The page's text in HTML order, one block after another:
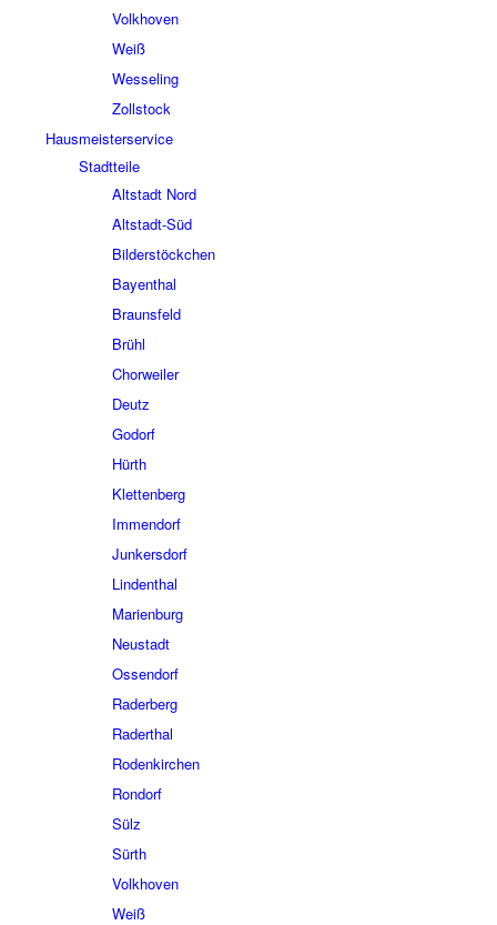
Volkhoven
Weiß
Wesseling
Zollstock
Hausmeisterservice
Stadtteile
Altstadt Nord
Altstadt-Süd
Bilderstöckchen
Bayenthal
Braunsfeld
Brühl
Chorweiler
Deutz
Godorf
Hürth
Klettenberg
Immendorf
Junkersdorf
Lindenthal
Marienburg
Neustadt
Ossendorf
Raderberg
Raderthal
Rodenkirchen
Rondorf
Sülz
Sürth
Volkhoven
Weiß